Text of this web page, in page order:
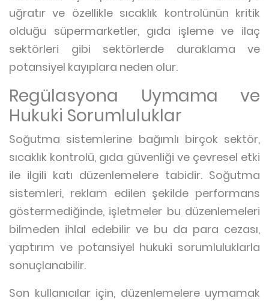
uğratır ve özellikle sıcaklık kontrolünün kritik
olduğu süpermarketler, gıda işleme ve ilaç
sektörleri gibi sektörlerde duraklama ve
potansiyel kayıplara neden olur.
Regülasyona Uymama ve
Hukuki Sorumluluklar
Soğutma sistemlerine bağımlı birçok sektör,
sıcaklık kontrolü, gıda güvenliği ve çevresel etki
ile ilgili katı düzenlemelere tabidir. Soğutma
sistemleri, reklam edilen şekilde performans
göstermediğinde, işletmeler bu düzenlemeleri
bilmeden ihlal edebilir ve bu da para cezası,
yaptırım ve potansiyel hukuki sorumluluklarla
sonuçlanabilir.
Son kullanıcılar için, düzenlemelere uymamak